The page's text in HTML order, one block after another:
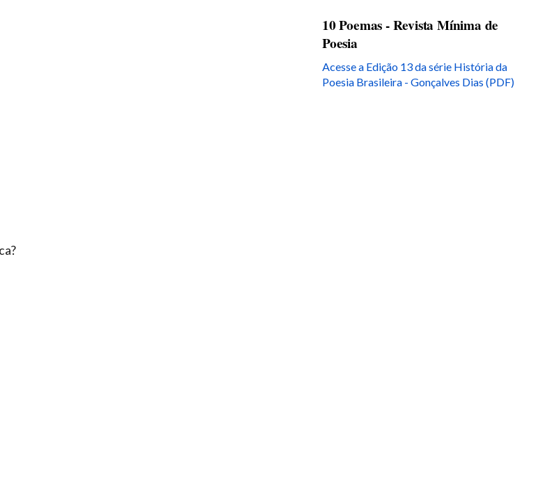
10 Poemas - Revista Mínima de
Poesia
Acesse a Edição 13 da série História da
Poesia Brasileira - Gonçalves Dias (PDF)